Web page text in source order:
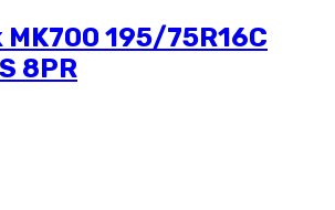
195/75R16C
8PR